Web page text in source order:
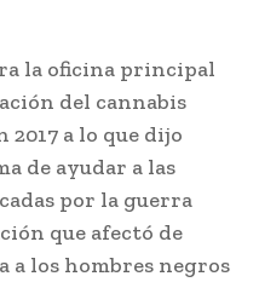
la oficina principal
del cannabis
a lo que dijo
de ayudar a las
por la guerra
que afectó de
a los hombres negros